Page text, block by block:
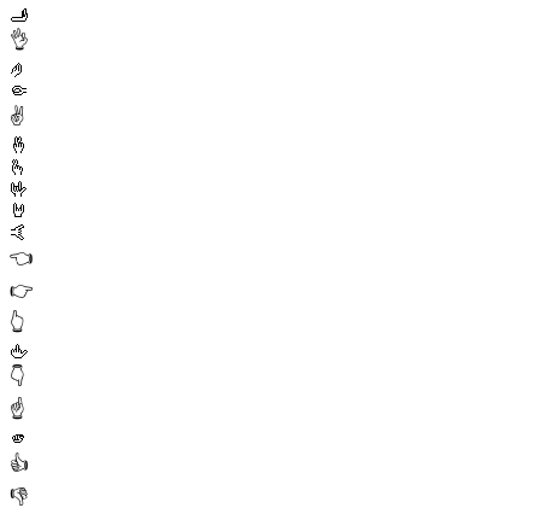
🫸
👌
🤌
🤏
✌️
🤞
🫰
🤟
🤘
🤙
👈
👉
👆
🖕
👇
☝️
🫵
👍
👎